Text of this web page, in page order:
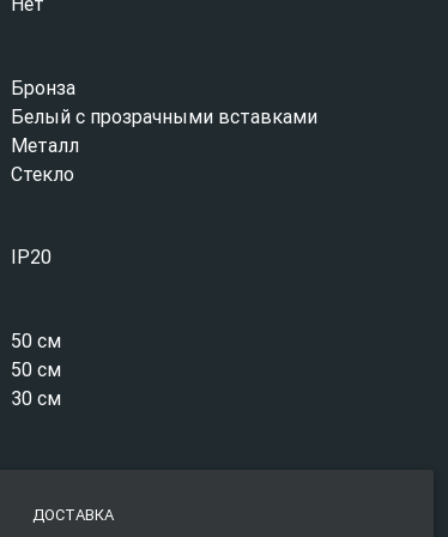
Бронза
Белый с прозрачными вставками
Металл
Стекло
IP20
50 см
50 см
30 см
ДОСТАВКА